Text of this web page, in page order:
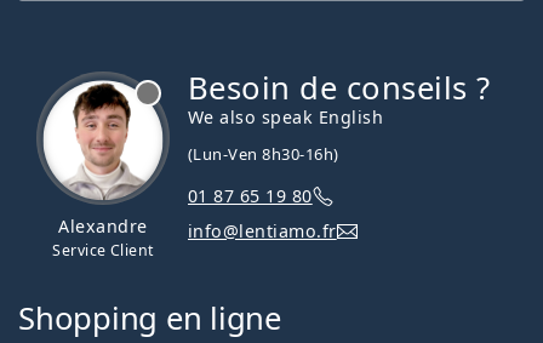
Alexandre
Service Client
Besoin de conseils ?
We also speak English
(Lun-Ven 8h30-16h)
01 87 65 19 80
info@lentiamo.fr
Shopping en ligne